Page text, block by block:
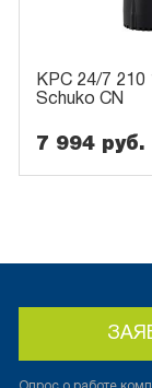
KPC 24/7 210
Schuko CN
7 994 руб.